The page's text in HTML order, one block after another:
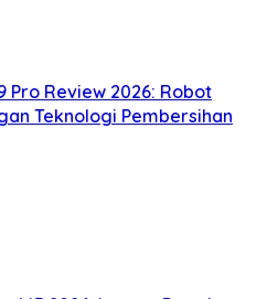
Pro Review 2026: Robot
Teknologi Pembersihan